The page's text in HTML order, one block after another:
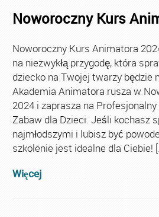
Noworoczny Kurs
Noworoczny Kurs Animatora
na niezwykłą przygodę, która
dziecko na Twojej twarzy będzie
Akademia Animatora rusza w
2024 i zaprasza na
Zabaw dla Dzieci. Jeśli kochasz
najmłodszymi i lubisz być
szkolenie jest idealne dla Ciebie!
Więcej